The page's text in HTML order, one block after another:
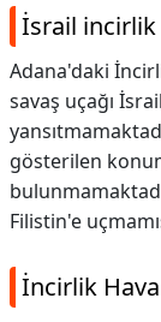
İsrail incirlik
Adana'daki
savaş uçağı
gösterilen
Filistin'e
İncirlik